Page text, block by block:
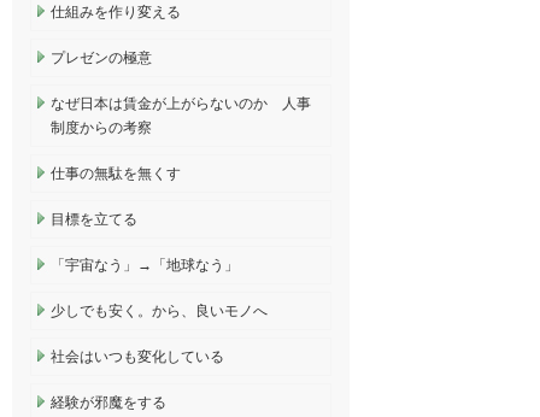
仕組みを作り変える
プレゼンの極意
なぜ日本は賃金が上がらないのか 人事
制度からの考察
仕事の無駄を無くす
目標を立てる
「宇宙なう」→「地球なう」
少しでも安く。から、良いモノへ
社会はいつも変化している
経験が邪魔をする